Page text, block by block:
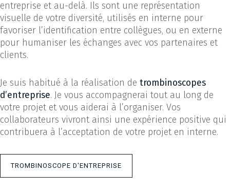
entreprise et au-delà. Ils sont une représentation
visuelle de votre diversité, utilisés en interne pour
favoriser l’identification entre collègues, ou en externe
pour humaniser les échanges avec vos partenaires et
clients.
Je suis habitué à la réalisation de trombinoscopes
d’entreprise. Je vous accompagnerai tout au long de
votre projet et vous aiderai à l’organiser. Vos
collaborateurs vivront ainsi une expérience positive qui
contribuera à l’acceptation de votre projet en interne.
TROMBINOSCOPE D'ENTREPRISE